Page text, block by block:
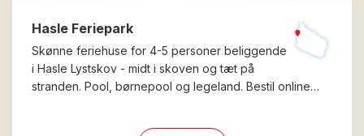
Hasle Feriepark
Skønne feriehuse for 4-5 personer beliggende
i Hasle Lystskov - midt i skoven og tæt på
stranden. Pool, børnepool og legeland. Bestil online…